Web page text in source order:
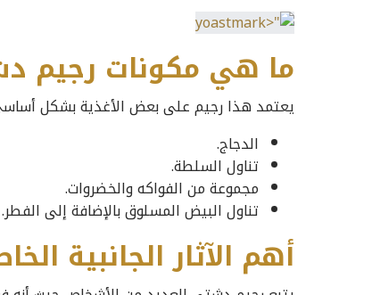
ما هي مكونات رجيم
يعتمد هذا رجيم على بعض الأغذية بشكل
الدجاج.
تناول السلطة.
مجموعة من الفواكه والخضروات.
تناول البيض المسلوق بالإضافة إلى الفطر.
أهم الآثار الجانبية